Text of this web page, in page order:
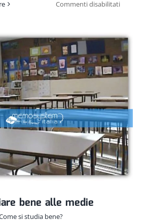
Commenti disabilitatisu
alle
bene alle medie
si studia bene?